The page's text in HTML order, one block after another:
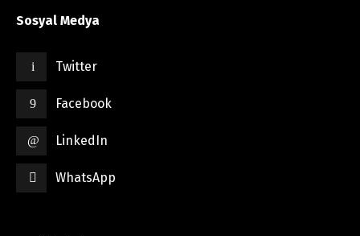
Sosyal Medya
Twitter
Facebook
LinkedIn
WhatsApp